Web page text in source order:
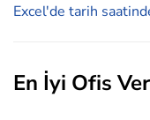
Excel'de tarih
En İyi Ofis